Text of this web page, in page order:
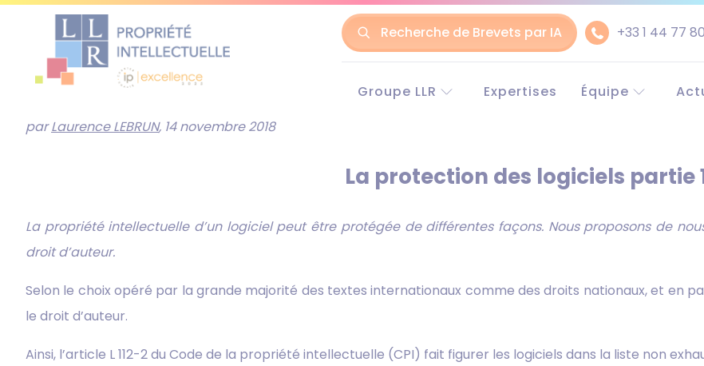
Recherche de Brevets par IA +33 1 44 77
AllerGroupe LLR
Conseil en propriété
industrielle
RSE (Responsabilité
Pourquoi choisir LLR ?
Expertises
Équipe
Partenaires
Recrutement
parLaurence LEBRUN, 14 novembre 2018
La protection des logiciels partie
La propriété intellectuelle d’un logiciel peut être protégée de différentes façons. Nous proposons de
droit d’auteur.
Selon le choix opéré par la grande majorité des textes internationaux comme des droits nationaux, et en
le droit d’auteur.
Ainsi, l’article L 112-2 du Code de la propriété intellectuelle (CPI) fait figurer les logiciels dans la liste non